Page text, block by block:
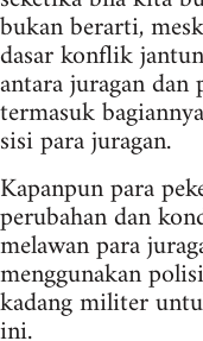
bukan berarti,
dasar konflik
antara juragan dan
termasuk
sisi para juragan.
Kapanpun para
perubahan dan
melawan para
menggunakan
kadang militer